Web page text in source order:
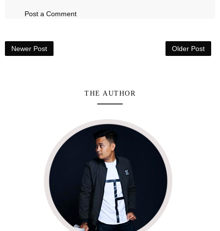
Post a Comment
Newer Post Older Post
THE AUTHOR